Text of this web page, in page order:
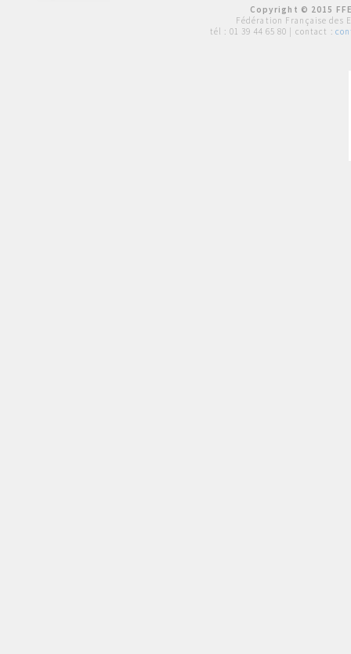
Copyright © 2015
Fédération Française des
tél : 01 39 44 65 80 | contact :